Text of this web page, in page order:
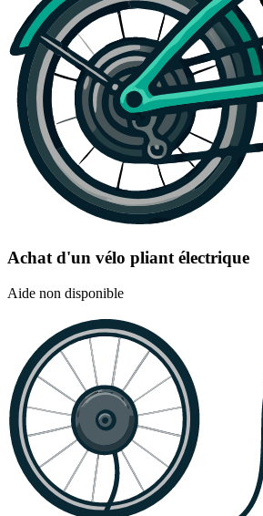
Achat d'un vélo pliant électrique
Aide non disponible